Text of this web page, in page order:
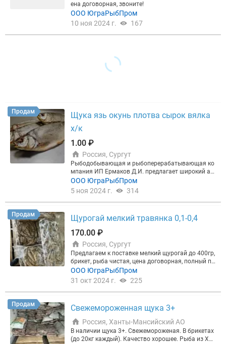
ена договорная, звоните!
ООО ЮграРыбПром
10 ноя 2024 г.
167
Продам
Щука язь окунь плотва сырок вялка
х/к
1.00 ₽
Россия, Сургут
Рыбодобывающая и рыбоперерабатывающая ко
мпания ИП Ермаков Д.И. предлагает широкий ас
сортимент копчёной и вяленой продукции по опт
овым ценам. Щука язь окунь плотва елец сырок р
олуфабрикаты. Вся рыба хорошо провяленная и
акет документов. Полный прайс в профиле.Ищем
партнеров для взаимовыгодного и плодотворног
о сотрудничества! Ждем ваших заявок, звоните п
ишите Viber Whats App.
ООО ЮграРыбПром
5 ноя 2024 г.
314
Продам
Щурогай мелкий травянка 0,1-0,4
170.00 ₽
Россия, Сургут
Предлагаем к поставке мелкий щурогай до 400гр,
брикет, рыба чистая, цена договорная, полный па
кет документов.! Фото по запросу. Так же в налич
ии щука мелкая средняя крупная отборная! звон
ООО ЮграРыбПром
31 окт 2024 г.
225
Продам Свежемороженная щука 3+
Россия, Ханты-Мансийский АО
В наличии щука 3+. Свежемороженая. В брикетах
(до 20кг каждый). Качество хорошее. Рыба из ХМ